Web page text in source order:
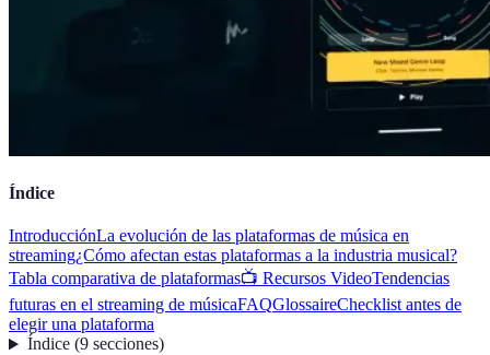
Índice
IntroducciónLa evolución de las plataformas de música en
streaming¿Cómo afectan estas plataformas a la industria musical?
Tabla comparativa de plataformas📺 Recursos VideoTendencias
futuras en el streaming de músicaFAQGlossaireChecklist antes de
elegir una plataforma
Índice(9 secciones)